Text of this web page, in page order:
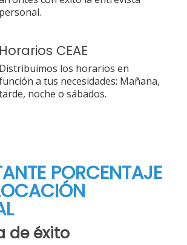
personal.
Horarios CEAE
Distribuimos los horarios en
a tus necesidades: Mañana,
noche o sábados.
PORCENTAJE
de éxito